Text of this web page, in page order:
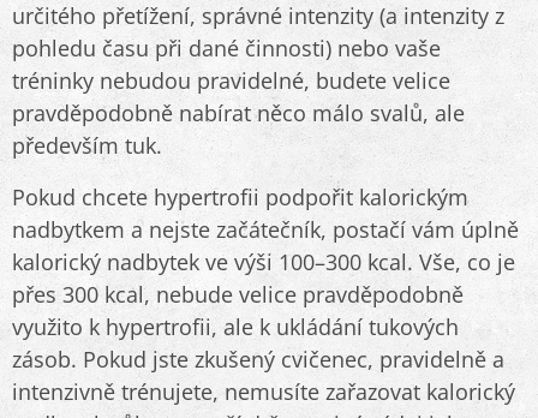
určitého přetížení, správné intenzity (a intenzity z
pohledu času při dané činnosti) nebo vaše
tréninky nebudou pravidelné, budete velice
pravděpodobně nabírat něco málo svalů, ale
především tuk.
Pokud chcete hypertrofii podpořit kalorickým
nadbytkem a nejste začátečník, postačí vám úplně
kalorický nadbytek ve výši 100–300 kcal. Vše, co je
přes 300 kcal, nebude velice pravděpodobně
využito k hypertrofii, ale k ukládání tukových
zásob. Pokud jste zkušený cvičenec, pravidelně a
intenzivně trénujete, nemusíte zařazovat kalorický